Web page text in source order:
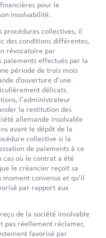
pour le
insolvabilité.
procédures collectives, il
des conditions différentes,
révocatoire par
effectués par la
période de trois mois
d’ouverture d’une
délicats.
l'administrateur
la restitution des
allemande insolvable
avant le dépôt de la
collective si la
de paiements à ce
cas où le contrat a été
le créancier reçoit sa
convenus et qu'il
par rapport aux
de la société insolvable
pas réellement réclamer,
favorisé par